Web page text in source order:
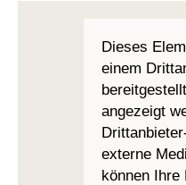
Dieses
einem
angezeigt
externe
können Ihre